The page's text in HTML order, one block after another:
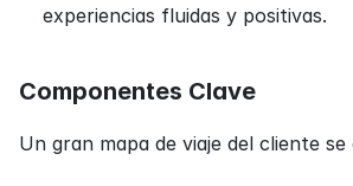
experiencias fluidas y positivas.
Componentes Clave
Un gran mapa de viaje del cliente se